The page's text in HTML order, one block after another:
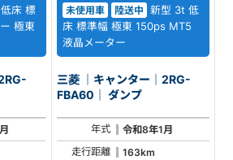
床 標
極東
未使用車 陸送中 新型 3t 低
床 標準幅 極東 150ps MT5
液晶メーター
三菱 ｜キャンター｜2RG-
FBA60｜ ダンプ
年式
令和8年1月
走行距離
163km